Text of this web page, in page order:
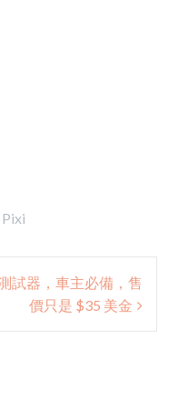
Pixi
試器，車主必備，售
價只是 $35 美金